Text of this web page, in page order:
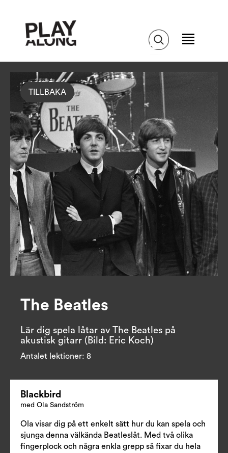
TILLBAKA
The Beatles
Lär dig spela låtar av The Beatles på
akustisk gitarr (Bild: Eric Koch)
Antalet lektioner: 8
Blackbird
med Ola Sandström
Ola visar dig på ett enkelt sätt hur du kan spela och
sjunga denna välkända Beatleslåt. Med två olika
fingerplock och några enkla grepp så fixar du hela